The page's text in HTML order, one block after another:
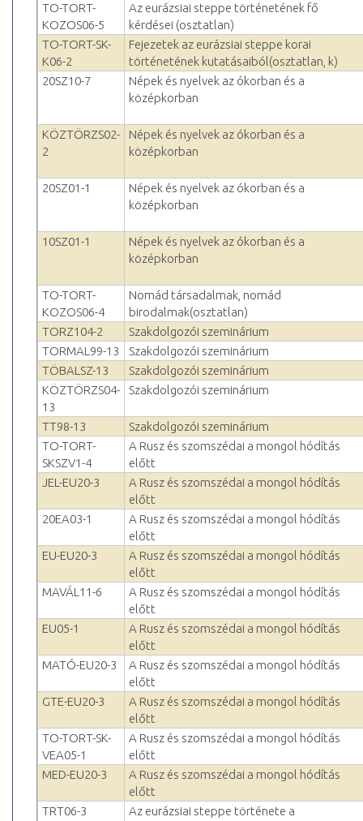
TO-TORT-
KOZOS06-5
Az eurázsiai steppe történetének fő
kérdései (osztatlan)
TO-TORT-SK-
K06-2
Fejezetek az eurázsiai steppe korai
történetének kutatásaiból(osztatlan, k)
20SZ10-7
Népek és nyelvek az ókorban és a
középkorban
KÖZTÖRZS02-
2
Népek és nyelvek az ókorban és a
középkorban
20SZ01-1
Népek és nyelvek az ókorban és a
középkorban
10SZ01-1
Népek és nyelvek az ókorban és a
középkorban
TO-TORT-
KOZOS06-4
Nomád társadalmak, nomád
birodalmak(osztatlan)
TORZ104-2
Szakdolgozói szeminárium
TORMAL99-13
Szakdolgozói szeminárium
TÖBALSZ-13
Szakdolgozói szeminárium
KÖZTÖRZS04-
13
Szakdolgozói szeminárium
TT98-13
Szakdolgozói szeminárium
TO-TORT-
SKSZV1-4
A Rusz és szomszédai a mongol hódítás
előtt
JEL-EU20-3
A Rusz és szomszédai a mongol hódítás
előtt
20EA03-1
A Rusz és szomszédai a mongol hódítás
előtt
EU-EU20-3
A Rusz és szomszédai a mongol hódítás
előtt
MAVÁL11-6
A Rusz és szomszédai a mongol hódítás
előtt
EU05-1
A Rusz és szomszédai a mongol hódítás
előtt
MATÓ-EU20-3
A Rusz és szomszédai a mongol hódítás
előtt
GTE-EU20-3
A Rusz és szomszédai a mongol hódítás
előtt
TO-TORT-SK-
VEA05-1
A Rusz és szomszédai a mongol hódítás
előtt
MED-EU20-3
A Rusz és szomszédai a mongol hódítás
előtt
TRT06-3
Az eurázsiai steppe története a